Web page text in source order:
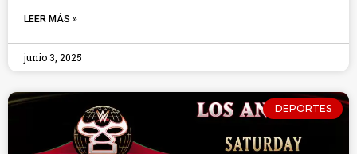
LEER MÁS »
junio 3, 2025
DEPORTES